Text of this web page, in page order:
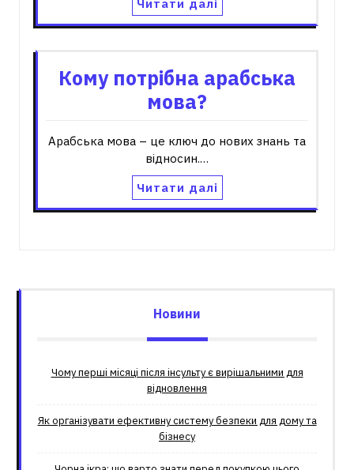
Читати далі
Кому потрібна арабська
мова?
Арабська мова – це ключ до нових знань та
відносин.…
Читати далі
Новини
Чому перші місяці після інсульту є вирішальними для
відновлення
Як організувати ефективну систему безпеки для дому та
бізнесу